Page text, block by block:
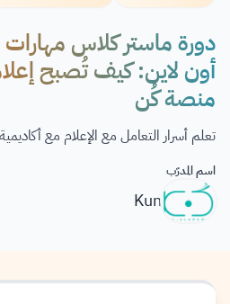
دورة ماستر كلاس مهارات
أون لاين: كيف تُصبح
منصة كُن
تعلم أسرار التعامل مع الإعلام مع
اسم المدرّب
Kun